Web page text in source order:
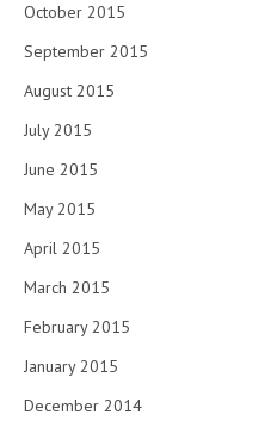
October 2015
September 2015
August 2015
July 2015
June 2015
May 2015
April 2015
March 2015
February 2015
January 2015
December 2014